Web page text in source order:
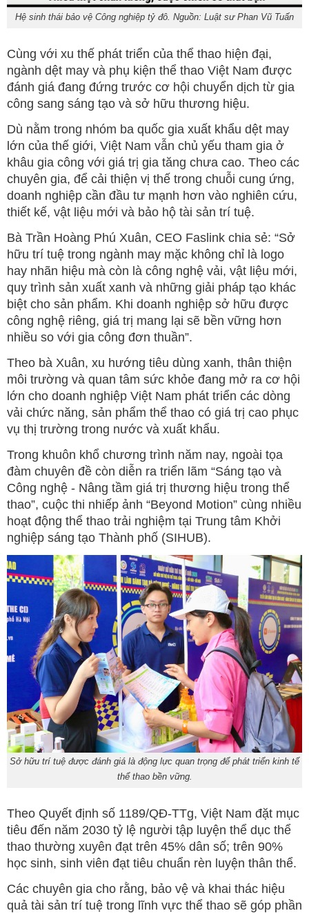
Hệ sinh thái bảo vệ Công nghiệp tỷ đô. Nguồn: Luật sư Phan Vũ Tuấn
Cùng với xu thế phát triển của thể thao hiện đại,
ngành dệt may và phụ kiện thể thao Việt Nam được
đánh giá đang đứng trước cơ hội chuyển dịch từ gia
công sang sáng tạo và sở hữu thương hiệu.
Dù nằm trong nhóm ba quốc gia xuất khẩu dệt may
lớn của thế giới, Việt Nam vẫn chủ yếu tham gia ở
khâu gia công với giá trị gia tăng chưa cao. Theo các
chuyên gia, để cải thiện vị thế trong chuỗi cung ứng,
doanh nghiệp cần đầu tư mạnh hơn vào nghiên cứu,
thiết kế, vật liệu mới và bảo hộ tài sản trí tuệ.
Bà Trần Hoàng Phú Xuân, CEO Faslink chia sẻ: “Sở
hữu trí tuệ trong ngành may mặc không chỉ là logo
hay nhãn hiệu mà còn là công nghệ vải, vật liệu mới,
quy trình sản xuất xanh và những giải pháp tạo khác
biệt cho sản phẩm. Khi doanh nghiệp sở hữu được
công nghệ riêng, giá trị mang lại sẽ bền vững hơn
nhiều so với gia công đơn thuần”.
Theo bà Xuân, xu hướng tiêu dùng xanh, thân thiện
môi trường và quan tâm sức khỏe đang mở ra cơ hội
lớn cho doanh nghiệp Việt Nam phát triển các dòng
vải chức năng, sản phẩm thể thao có giá trị cao phục
vụ thị trường trong nước và xuất khẩu.
Trong khuôn khổ chương trình năm nay, ngoài tọa
đàm chuyên đề còn diễn ra triển lãm “Sáng tạo và
Công nghệ - Nâng tầm giá trị thương hiệu trong thể
thao”, cuộc thi nhiếp ảnh “Beyond Motion” cùng nhiều
hoạt động thể thao trải nghiệm tại Trung tâm Khởi
nghiệp sáng tạo Thành phố (SIHUB).
Sở hữu trí tuệ được đánh giá là động lực quan trọng để phát triển kinh tế
thể thao bền vững.
Theo Quyết định số 1189/QĐ-TTg, Việt Nam đặt mục
tiêu đến năm 2030 tỷ lệ người tập luyện thể dục thể
thao thường xuyên đạt trên 45% dân số; trên 90%
học sinh, sinh viên đạt tiêu chuẩn rèn luyện thân thể.
Các chuyên gia cho rằng, bảo vệ và khai thác hiệu
quả tài sản trí tuệ trong lĩnh vực thể thao sẽ góp phần